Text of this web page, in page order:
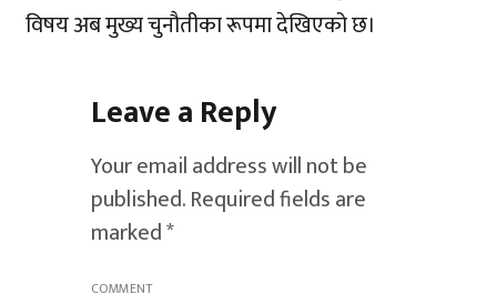
विषय अब मुख्य चुनौतीका रूपमा देखिएको छ।
Leave a Reply
Your email address will not be
published.Required fields are
marked*
COMMENT